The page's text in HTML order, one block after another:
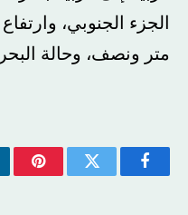
الجزء الجنوبي،
متر ونصف، وحالة
فيسبوكتويتر